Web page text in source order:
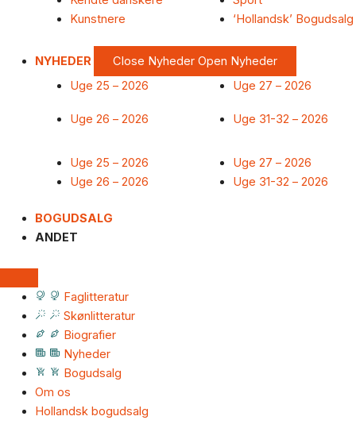
Kunstnere
‘Hollandsk’ Bogudsalg
NYHEDER Close Nyheder Open Nyheder
Uge 25 – 2026
Uge 26 – 2026
Uge 27 – 2026
Uge 31-32 – 2026
Uge 25 – 2026
Uge 26 – 2026
Uge 27 – 2026
Uge 31-32 – 2026
BOGUDSALG
ANDET
Faglitteratur
Skønlitteratur
Biografier
Nyheder
Bogudsalg
Om os
Hollandsk bogudsalg